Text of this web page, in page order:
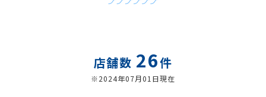
店舗数 26件
※2024年07月01日現在